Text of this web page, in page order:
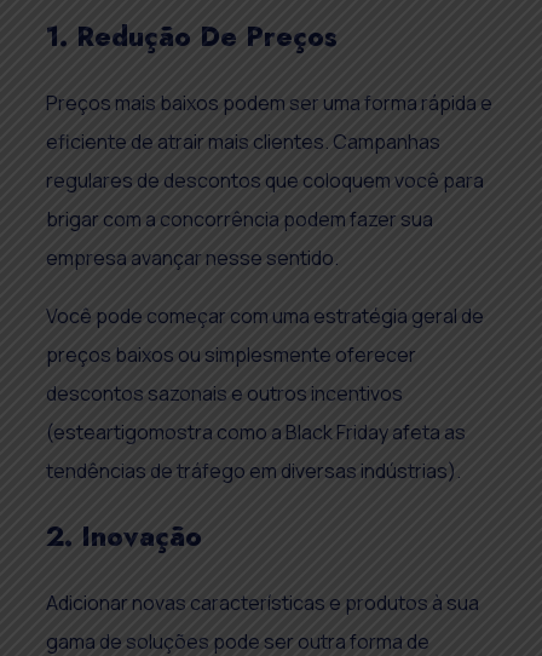
1. Redução De Preços
Preços mais baixos podem ser uma forma rápida e
eficiente de atrair mais clientes. Campanhas
regulares de descontos que coloquem você para
brigar com a concorrência podem fazer sua
empresa avançar nesse sentido.
Você pode começar com uma estratégia geral de
preços baixos ou simplesmente oferecer
descontos sazonais e outros incentivos
(esteartigomostra como a Black Friday afeta as
tendências de tráfego em diversas indústrias).
2. Inovação
Adicionar novas características e produtos à sua
gama de soluções pode ser outra forma de